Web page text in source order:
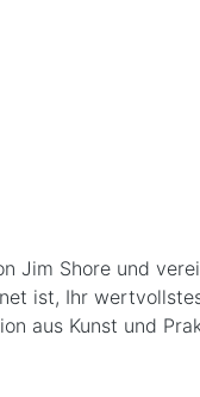
Jim Shore und
ist, Ihr
aus Kunst und
sondern auch